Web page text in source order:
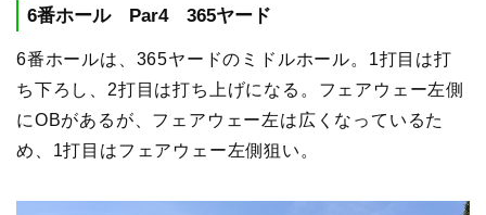
6番ホール Par4 365ヤード
6番ホールは、365ヤードのミドルホール。1打目は打
ち下ろし、2打目は打ち上げになる。フェアウェー左側
にOBがあるが、フェアウェー左は広くなっているた
め、1打目はフェアウェー左側狙い。